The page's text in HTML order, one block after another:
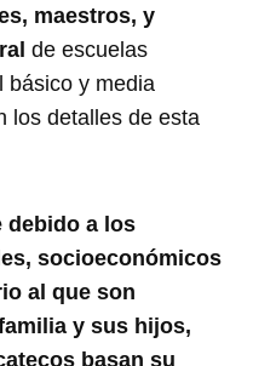
maestros, y
de escuelas
básico y media
los detalles de esta
debido a los
socioeconómicos
al que son
y sus hijos,
basan su